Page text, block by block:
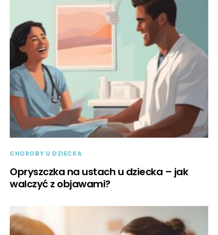
CHOROBY U DZIECKA
Opryszczka na ustach u dziecka – jak
walczyć z objawami?